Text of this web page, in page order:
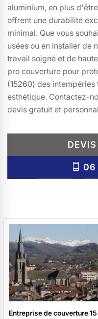
aluminium, en plus
offrent une durabilité
minimal. Que vous
usées ou en installer de
travail soigné et de
pro couverture pour
(15260) des
esthétique. Contactez-
devis gratuit et
06
Entreprise de couverture 15